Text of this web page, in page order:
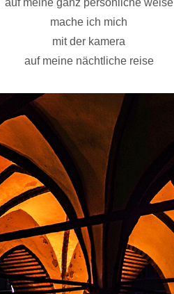
auf meine ganz persönliche weise
mache ich mich
mit der kamera
auf meine nächtliche reise